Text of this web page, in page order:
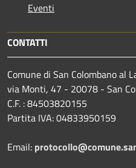
Eventi
CONTATTI
Comune di San Colombano al
via Monti, 47 - 20078 - San
C.F. : 84503820155
Partita IVA: 04833950159
Email: